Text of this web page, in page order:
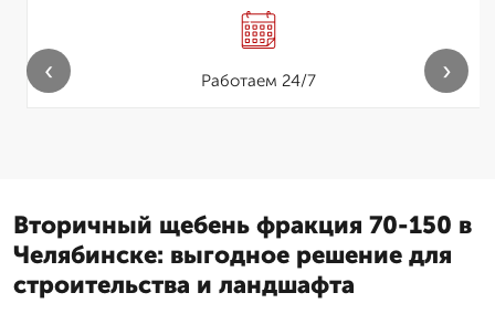
Работаем 24/7
‹ ›
Вторичный щебень фракция 70-150 в
Челябинске: выгодное решение для
строительства и ландшафта